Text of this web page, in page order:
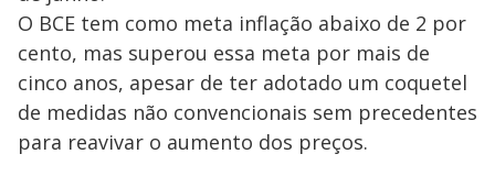
O BCE tem como meta inflação abaixo de 2 por
cento, mas superou essa meta por mais de
cinco anos, apesar de ter adotado um coquetel
de medidas não convencionais sem precedentes
para reavivar o aumento dos preços.